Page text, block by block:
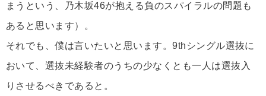
まうという、乃木坂46が抱える負のスパイラルの問題も
あると思います）。
それでも、僕は言いたいと思います。9thシングル選抜に
おいて、選抜未経験者のうちの少なくとも一人は選抜入
りさせるべきであると。